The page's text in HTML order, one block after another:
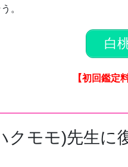
。
白
【初回鑑定
クモモ)先生に